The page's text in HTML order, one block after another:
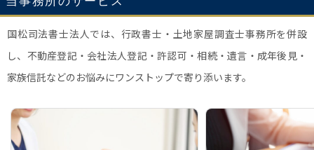
国松司法書士法人では、行政書士・土地家屋調査士事務所を併設
し、不動産登記・会社法人登記・許認可・相続・遺言・成年後見・
家族信託などのお悩みにワンストップで寄り添います。